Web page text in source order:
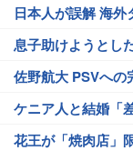
日本人が誤解 海外
息子助けようとし
佐野航大 PSVへの
ケニア人と結婚「
花王が「焼肉店」